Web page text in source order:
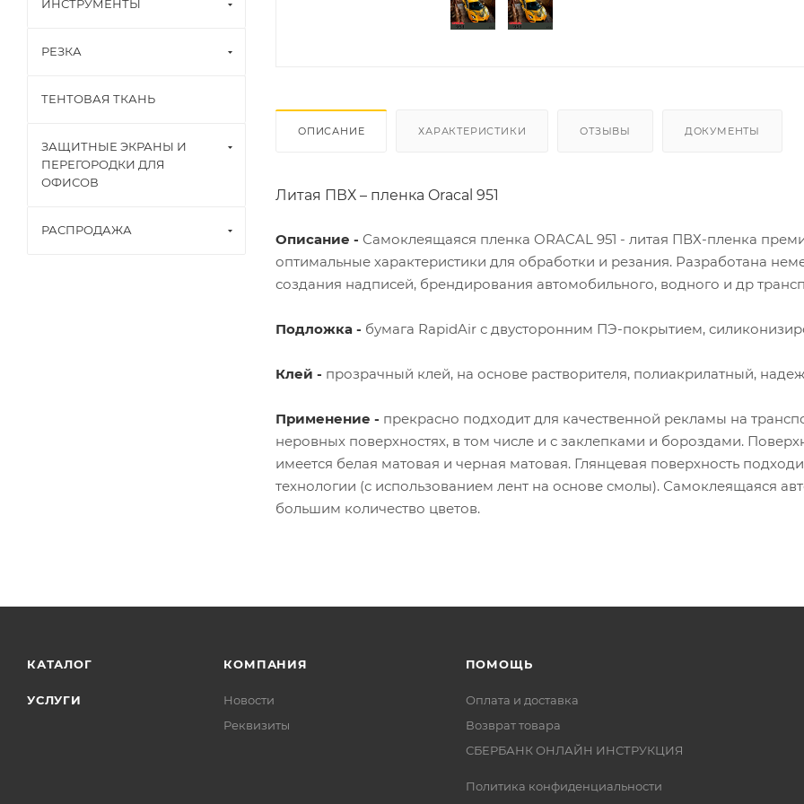
ОПИСАНИЕ ХАРАКТЕРИСТИКИ ОТЗЫВЫ ДОКУМЕНТЫ
Литая ПВХ – пленка Oracal 951
Описание - Самоклеящаяся пленка ORACAL 951 - литая ПВХ-пленка
оптимальные характеристики для обработки и резания. Разработана
создания надписей, брендирования автомобильного, водного и др
Подложка - бумага RapidAir с двусторонним ПЭ-покрытием,
Клей - прозрачный клей, на основе растворителя, полиакрилатный,
Применение - прекрасно подходит для качественной рекламы на
неровных поверхностях, в том числе и с заклепками и бороздами.
имеется белая матовая и черная матовая. Глянцевая поверхность
технологии (с использованием лент на основе смолы). Самоклеящаяся
большим количество цветов.
ИНСТРУМЕНТЫ
РЕЗКА
ТЕНТОВАЯ ТКАНЬ
ЗАЩИТНЫЕ ЭКРАНЫ И
ПЕРЕГОРОДКИ ДЛЯ
ОФИСОВ
РАСПРОДАЖА
КАТАЛОГ
УСЛУГИ
КОМПАНИЯ
Новости
Реквизиты
ПОМОЩЬ
Оплата и доставка
Возврат товара
СБЕРБАНК ОНЛАЙН ИНСТРУКЦИЯ
Политика конфиденциальности